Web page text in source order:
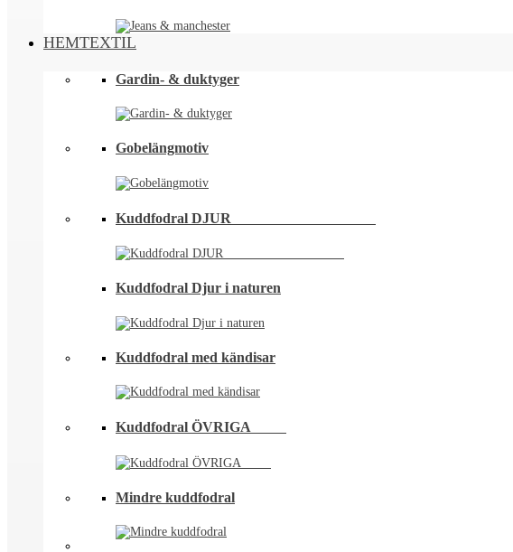
HEMTEXTIL
Gardin- & duktyger
Gobelängmotiv
Kuddfodral DJUR ⠀⠀⠀⠀⠀⠀⠀⠀⠀⠀⠀⠀⠀
Kuddfodral Djur i naturen
Kuddfodral med kändisar
Kuddfodral ÖVRIGA ⠀⠀⠀
Mindre kuddfodral